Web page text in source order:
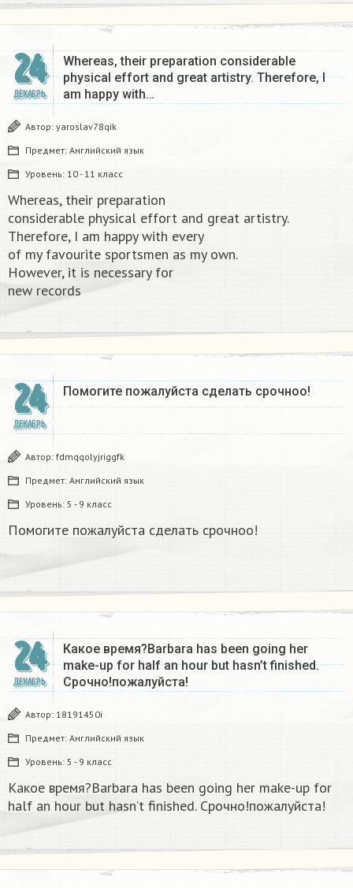
24
ДЕКАБРЬ
Whereas, their preparation considerable
physical effort and great artistry. Therefore, I
am happy with…
Автор: yaroslav78qik
Предмет: Английский язык
Уровень: 10 - 11 класс
Whereas, their preparation
considerable physical effort and great artistry.
Therefore, I am happy with every
of my favourite sportsmen as my own.
However, it is necessary for
new records​
24
ДЕКАБРЬ
Помогите пожалуйста сделать срочноо! ​
Автор: fdmqqolyjriggfk
Предмет: Английский язык
Уровень: 5 - 9 класс
Помогите пожалуйста сделать срочноо!
24
ДЕКАБРЬ
Какое время?Barbara has been going her
make-up for half an hour but hasn’t finished.
Срочно!пожалуйста!
Автор: 18191450i
Предмет: Английский язык
Уровень: 5 - 9 класс
Какое время?Barbara has been going her make-up for
half an hour but hasn’t finished. Срочно!пожалуйста!